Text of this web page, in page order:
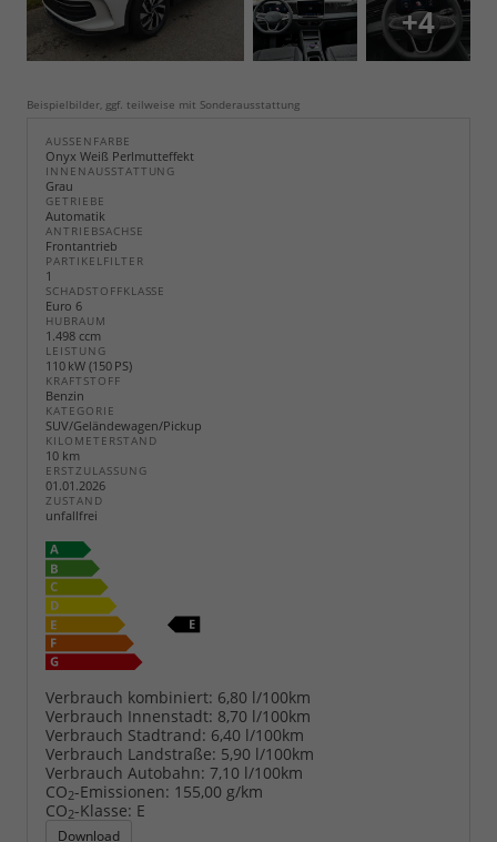
+4
Beispielbilder, ggf. teilweise mit Sonderausstattung
AUSSENFARBE
Onyx Weiß Perlmutteffekt
INNENAUSSTATTUNG
Grau
GETRIEBE
Automatik
ANTRIEBSACHSE
Frontantrieb
PARTIKELFILTER
1
SCHADSTOFFKLASSE
Euro 6
HUBRAUM
1.498 ccm
LEISTUNG
110 kW (150 PS)
KRAFTSTOFF
Benzin
KATEGORIE
SUV/Geländewagen/Pickup
KILOMETERSTAND
10 km
ERSTZULASSUNG
01.01.2026
ZUSTAND
unfallfrei
Verbrauch kombiniert: 6,80 l/100km
Verbrauch Innenstadt: 8,70 l/100km
Verbrauch Stadtrand: 6,40 l/100km
Verbrauch Landstraße: 5,90 l/100km
Verbrauch Autobahn: 7,10 l/100km
CO2-Emissionen: 155,00 g/km
CO2-Klasse: E
Download